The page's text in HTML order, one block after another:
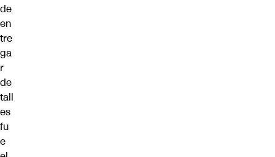
de
en
tre
ga
r
de
tall
es
fu
e